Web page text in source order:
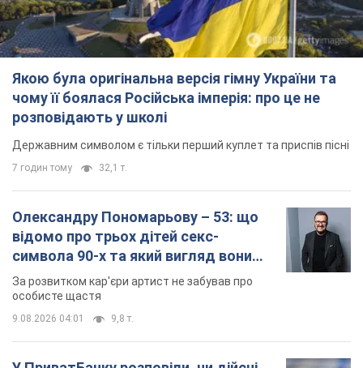
відомо про трьох дітей секс-
символа 90-х та який вигляд вони
мають
За розвитком кар'єри артист не забував про
особисте щастя
9.08.2026 04:01 9,8 т.
У ПриватБанку розповіли, чи дійсні
долари 1996 року: чи приймають
приймають старі долари
9.08.2026 02:20 86,9 т.